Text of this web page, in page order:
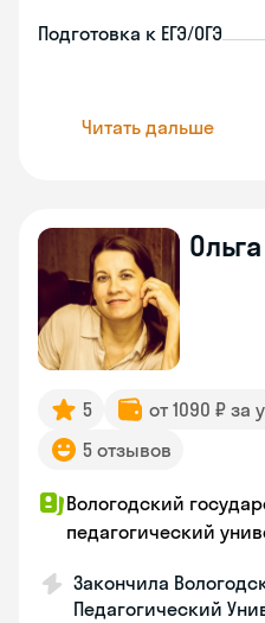
Подготовка к ЕГЭ/ОГЭ
Читать дальше
Ольга
5 от 1090 ₽ за
5 отзывов
Вологодский
педагогический
Закончила
Педагогический